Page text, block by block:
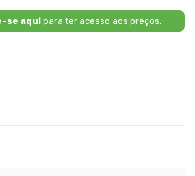
se aquipara ter acesso aos preços.